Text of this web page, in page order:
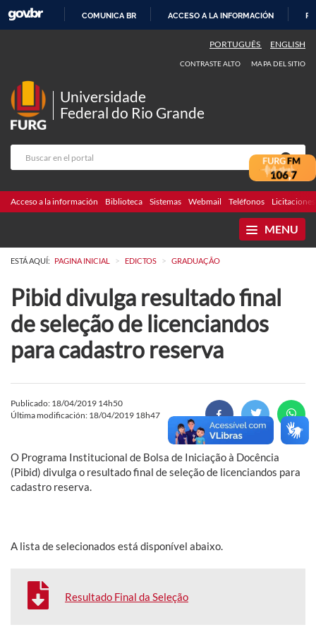
CONTENIDO
COMUNICA BR ACCESO A LA INFORMACIÓN
PORTUGUÊS ENGLISH
CONTRASTE ALTO MAPA DEL SITIO
Universidade
Federal do Rio Grande
Acceso a la información Biblioteca Sistemas Webmail Teléfonos Licitaciones
MENU
ESTÁ AQUÍ: PAGINA INICIAL > EDICTOS > GRADUAÇÃO
Pibid divulga resultado final
de seleção de licenciandos
para cadastro reserva
Publicado: 18/04/2019 14h50
Última modificación: 18/04/2019 18h47
O Programa Institucional de Bolsa de Iniciação à Docência
(Pibid) divulga o resultado final de seleção de licenciandos para
cadastro reserva.
A lista de selecionados está disponível abaixo.
Resultado Final da Seleção